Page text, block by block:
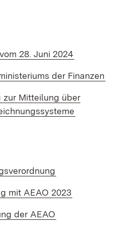
28. Juni 2024
der Finanzen
Mitteilung über
mit AEAO 2023
der AEAO